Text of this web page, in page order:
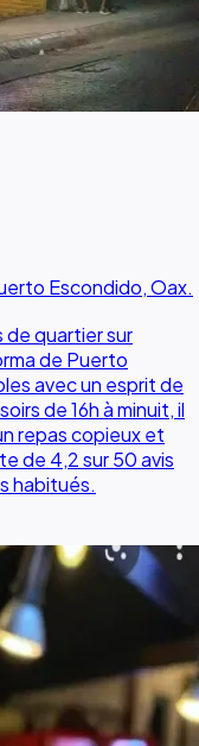
Escondido, Oax.
de quartier sur
de Puerto
avec un esprit de
de 16h à minuit, il
repas copieux et
de 4,2 sur 50 avis
habitués.